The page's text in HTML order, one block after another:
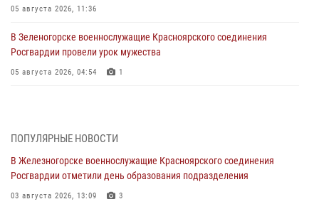
05 августа 2026, 11:36
В Зеленогорске военнослужащие Красноярского соединения
Росгвардии провели урок мужества
05 августа 2026, 04:54 1
05 августа 2026, 04:52 1
В Красноярске сотрудники вневедомственной охраны Росгвардии
задержали подозреваемого в серии краж из гипермаркета
04 августа 2026, 09:57
ПОПУЛЯРНЫЕ НОВОСТИ
В Железногорске военнослужащие Красноярского соединения
Росгвардии отметили день образования подразделения
03 августа 2026, 13:09 3